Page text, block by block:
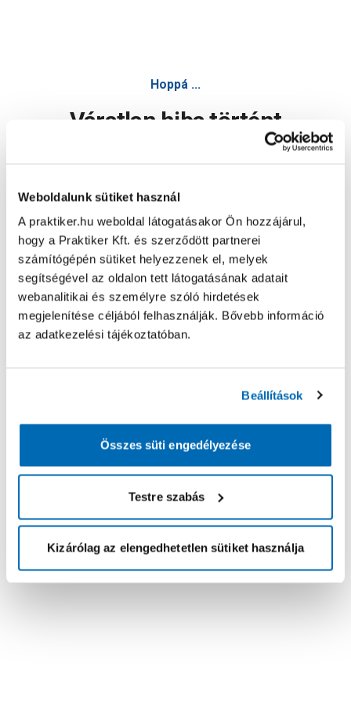
Weboldalunk sütiket használ
A praktiker.hu weboldal látogatásakor Ön hozzájárul,
hogy a Praktiker Kft. és szerződött partnerei
számítógépén sütiket helyezzenek el, melyek
segítségével az oldalon tett látogatásának adatait
webanalitikai és személyre szóló hirdetések
megjelenítése céljából felhasználják. Bővebb információ
az adatkezelési tájékoztatóban.
Beállítások
Összes süti engedélyezése
Testre szabás
Kizárólag az elengedhetetlen sütiket használja
Hoppá ...
Váratlan hiba történt
Oldal újratöltése